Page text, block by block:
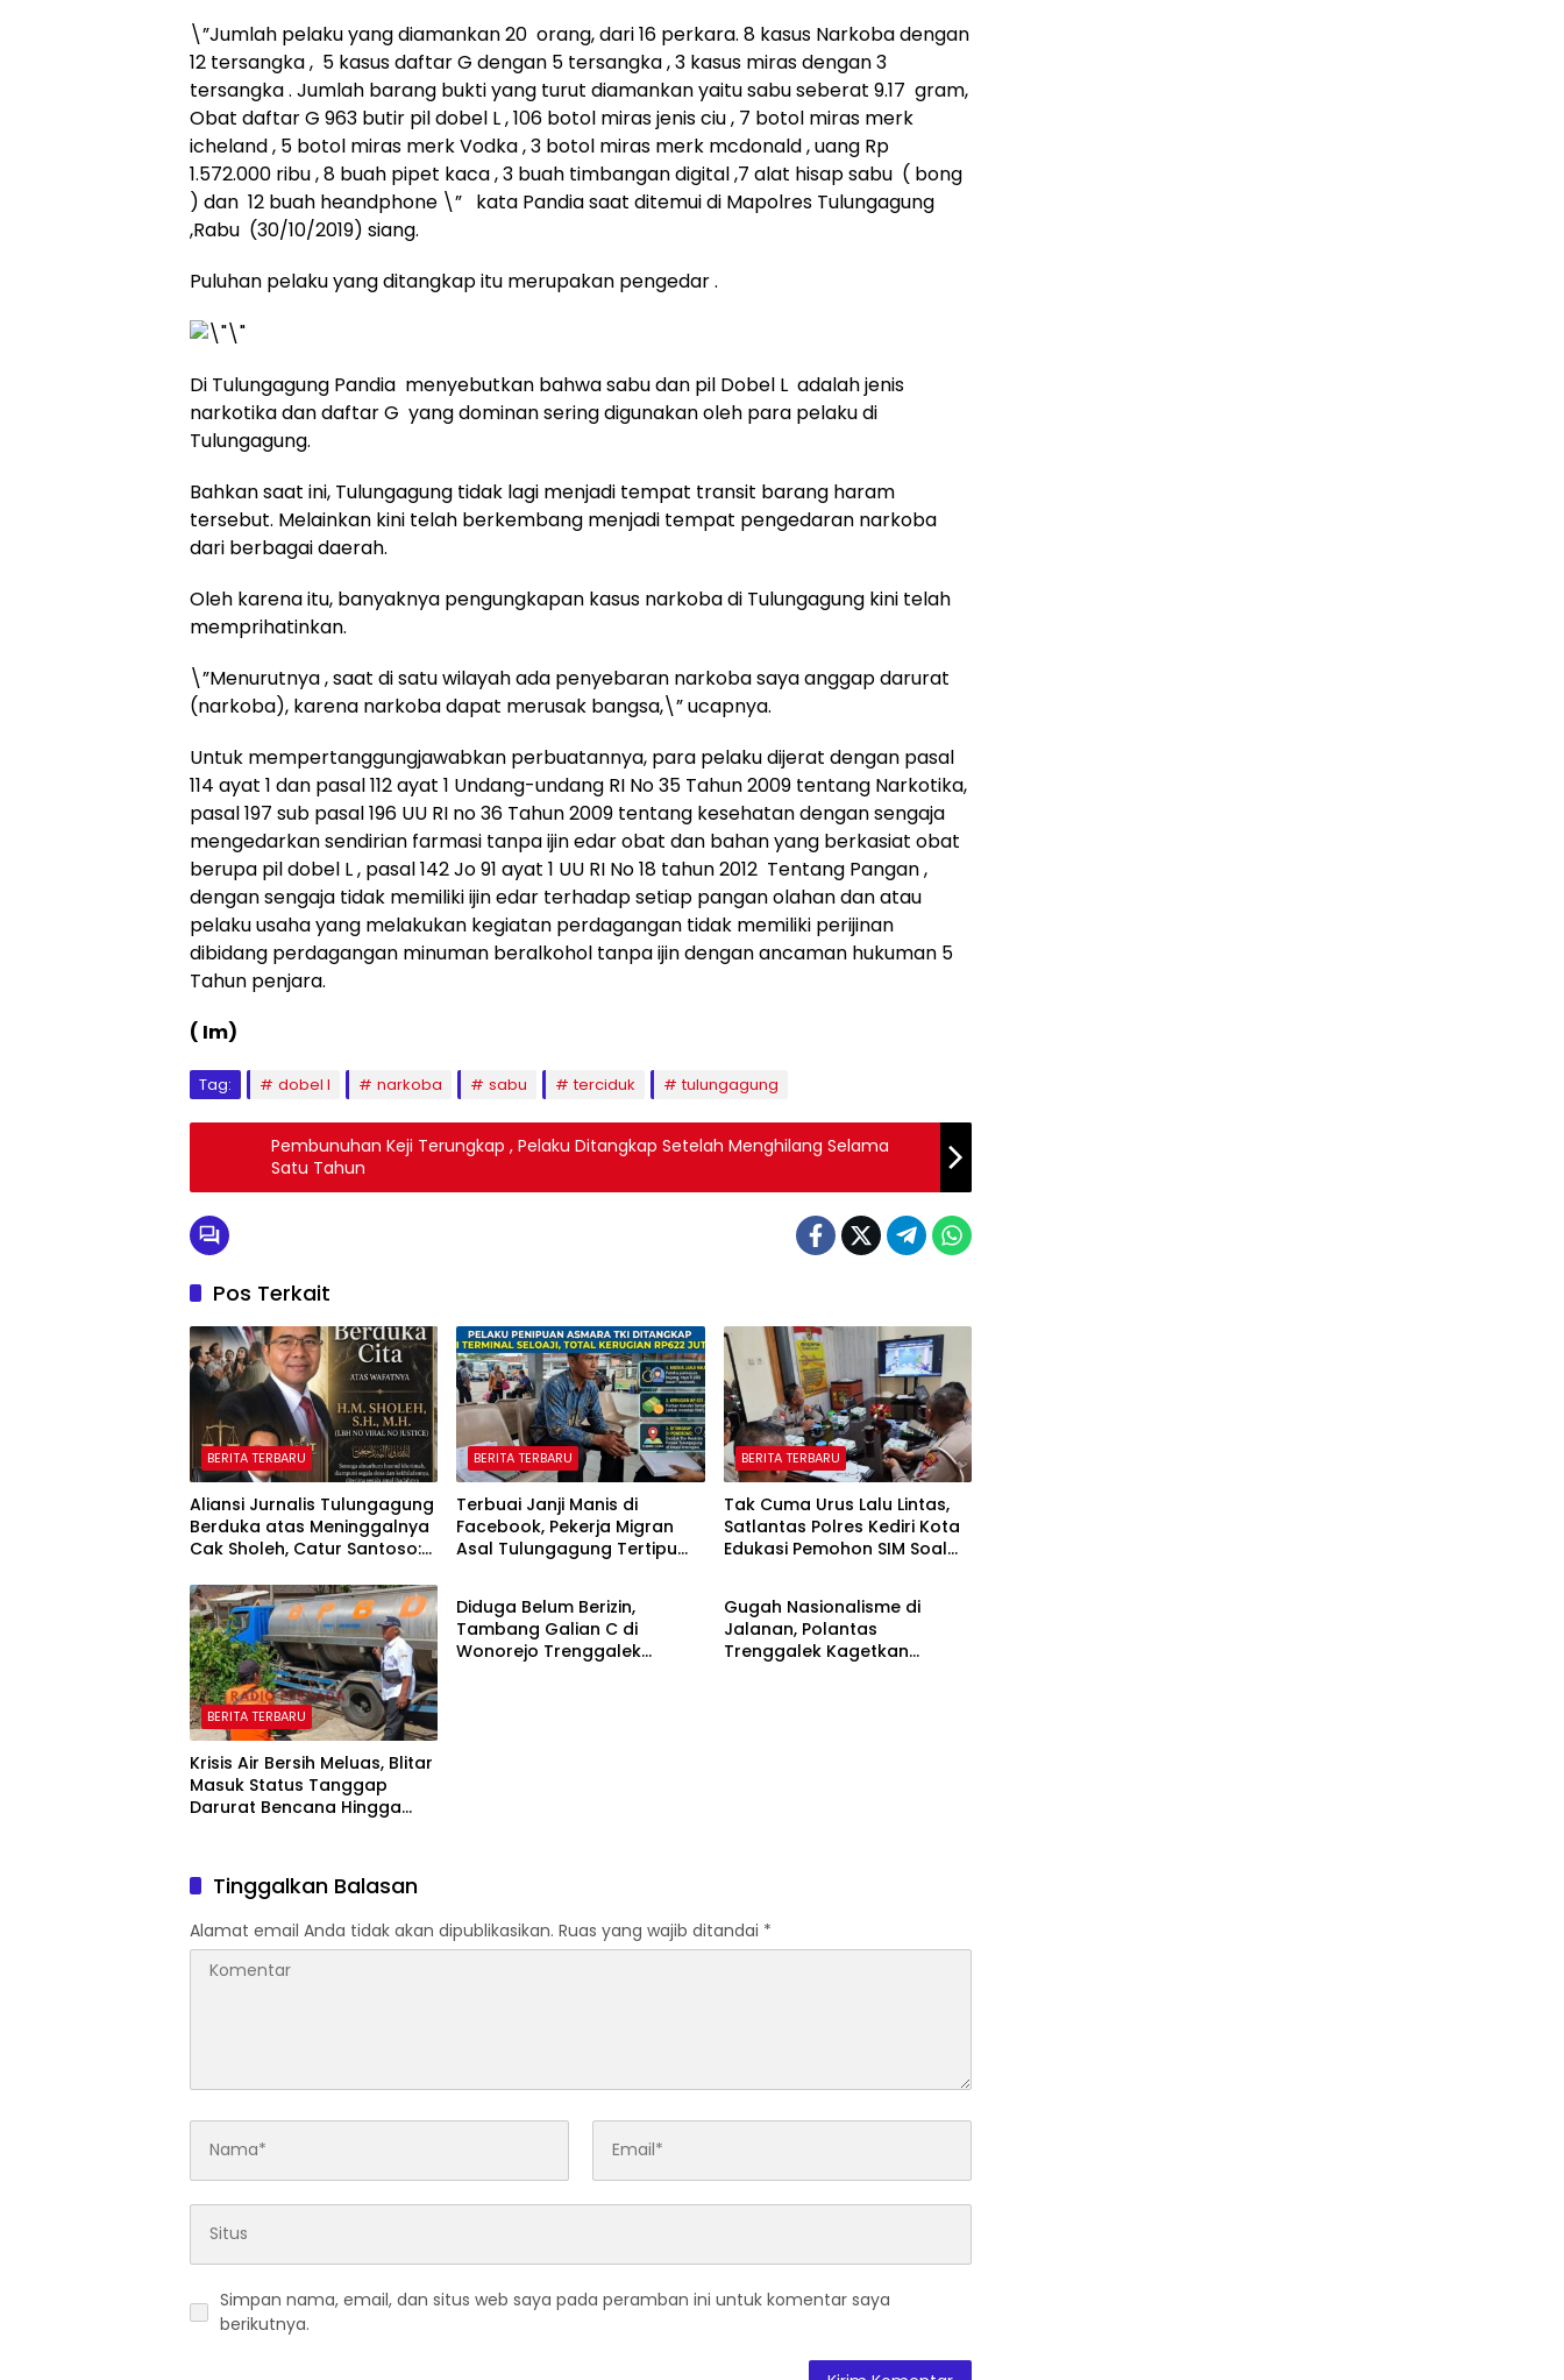
\”Jumlah pelaku yang diamankan 20 orang, dari 16 perkara. 8 kasus Narkoba dengan
12 tersangka , 5 kasus daftar G dengan 5 tersangka , 3 kasus miras dengan 3
tersangka . Jumlah barang bukti yang turut diamankan yaitu sabu seberat 9.17 gram,
Obat daftar G 963 butir pil dobel L , 106 botol miras jenis ciu , 7 botol miras merk
icheland , 5 botol miras merk Vodka , 3 botol miras merk mcdonald , uang Rp
1.572.000 ribu , 8 buah pipet kaca , 3 buah timbangan digital ,7 alat hisap sabu ( bong
) dan 12 buah heandphone \” kata Pandia saat ditemui di Mapolres Tulungagung
,Rabu (30/10/2019) siang.
Puluhan pelaku yang ditangkap itu merupakan pengedar .
Di Tulungagung Pandia menyebutkan bahwa sabu dan pil Dobel L adalah jenis
narkotika dan daftar G yang dominan sering digunakan oleh para pelaku di
Tulungagung.
Bahkan saat ini, Tulungagung tidak lagi menjadi tempat transit barang haram
tersebut. Melainkan kini telah berkembang menjadi tempat pengedaran narkoba
dari berbagai daerah.
Oleh karena itu, banyaknya pengungkapan kasus narkoba di Tulungagung kini telah
memprihatinkan.
\”Menurutnya , saat di satu wilayah ada penyebaran narkoba saya anggap darurat
(narkoba), karena narkoba dapat merusak bangsa,\” ucapnya.
Untuk mempertanggungjawabkan perbuatannya, para pelaku dijerat dengan pasal
114 ayat 1 dan pasal 112 ayat 1 Undang-undang RI No 35 Tahun 2009 tentang Narkotika,
pasal 197 sub pasal 196 UU RI no 36 Tahun 2009 tentang kesehatan dengan sengaja
mengedarkan sendirian farmasi tanpa ijin edar obat dan bahan yang berkasiat obat
berupa pil dobel L , pasal 142 Jo 91 ayat 1 UU RI No 18 tahun 2012 Tentang Pangan ,
dengan sengaja tidak memiliki ijin edar terhadap setiap pangan olahan dan atau
pelaku usaha yang melakukan kegiatan perdagangan tidak memiliki perijinan
dibidang perdagangan minuman beralkohol tanpa ijin dengan ancaman hukuman 5
Tahun penjara.
( Im)
Tag: dobel l narkoba sabu terciduk tulungagung
Pembunuhan Keji Terungkap , Pelaku Ditangkap Setelah Menghilang Selama
Satu Tahun
Pos Terkait
BERITA TERBARU
Aliansi Jurnalis Tulungagung
Berduka atas Meninggalnya
Cak Sholeh, Catur Santoso:
yang Vokal”
BERITA TERBARU
Terbuai Janji Manis di
Facebook, Pekerja Migran
Asal Tulungagung Tertipu
BERITA TERBARU
Tak Cuma Urus Lalu Lintas,
Satlantas Polres Kediri Kota
Edukasi Pemohon SIM Soal
BERITA TERBARU
Krisis Air Bersih Meluas, Blitar
Masuk Status Tanggap
Darurat Bencana Hingga
BERITA TERBARU
Diduga Belum Berizin,
Tambang Galian C di
Wonorejo Trenggalek
BERITA TERBARU
Gugah Nasionalisme di
Jalanan, Polantas
Trenggalek Kagetkan
Tinggalkan Balasan
Alamat email Anda tidak akan dipublikasikan. Ruas yang wajib ditandai *
Simpan nama, email, dan situs web saya pada peramban ini untuk komentar saya
berikutnya.